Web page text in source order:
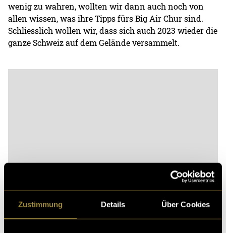
Zustimmung Details Über Cookies
wenig zu wahren, wollten wir dann auch noch von
allen wissen, was ihre Tipps fürs Big Air Chur sind.
Schliesslich wollen wir, dass sich auch 2023 wieder die
ganze Schweiz auf dem Gelände versammelt.
Bitte akzeptiere diestatistik, MarketingCookies um
diesen Inhalt zu sehen.